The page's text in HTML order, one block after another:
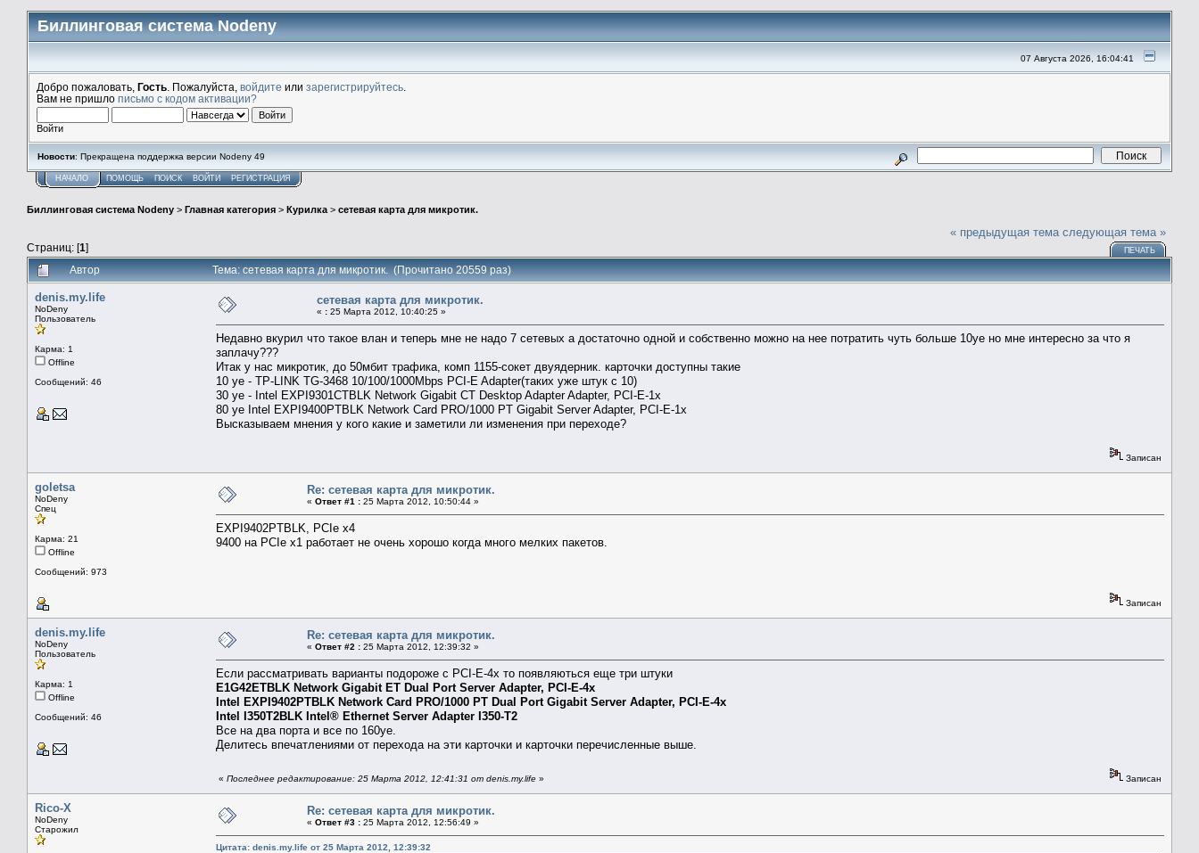
Биллинговая система Nodeny
07 Августа 2026, 16:04:41
Добро пожаловать, Гость . Пожалуйста, войдите или зарегистрируйтесь
Вам не пришло письмо с кодом активации?
Войти
Новости: Прекращена поддержка версии Nodeny 49
НАЧАЛО ПОМОЩЬ ПОИСК ВОЙТИ РЕГИСТРАЦИЯ
Биллинговая система Nodeny > Главная категория > Курилка > сетевая карта для микротик.
Страниц: [1]
« предыдущая тема следующая тема »
ПЕЧАТЬ
Автор Тема: сетевая карта для микротик. (Прочитано 20559 раз)
denis.my.life
NoDeny
Пользователь
Карма: 1
Offline
Сообщений: 46
сетевая карта для микротик.
« : 25 Марта 2012, 10:40:25 »
Недавно вкурил что такое влан и теперь мне не надо 7 сетевых а достаточно одной и собственно можно на нее потратить чуть больше 10уе но мне интересно за что я
заплачу???
Итак у нас микротик, до 50мбит трафика, комп 1155-сокет двуядерник. карточки доступны такие
10 уе - TP-LINK TG-3468 10/100/1000Mbps PCI-E Adapter(таких уже штук с 10)
30 ye - Intel EXPI9301CTBLK Network Gigabit CT Desktop Adapter Adapter, PCI-E-1x
80 ye Intel EXPI9400PTBLK Network Card PRO/1000 PT Gigabit Server Adapter, PCI-E-1x
Высказываем мнения у кого какие и заметили ли изменения при переходе?
Записан
goletsa
NoDeny
Спец
Карма: 21
Offline
Сообщений: 973
Re: сетевая карта для микротик.
« Ответ #1 : 25 Марта 2012, 10:50:44 »
EXPI9402PTBLK, PCIe x4
9400 на PCIe x1 работает не очень хорошо когда много мелких пакетов.
Записан
denis.my.life
NoDeny
Пользователь
Карма: 1
Offline
Сообщений: 46
Re: сетевая карта для микротик.
« Ответ #2 : 25 Марта 2012, 12:39:32 »
Если рассматривать варианты подороже с PCI-E-4x то появляються еще три штуки
E1G42ETBLK Network Gigabit ET Dual Port Server Adapter, PCI-E-4x
Intel EXPI9402PTBLK Network Card PRO/1000 PT Dual Port Gigabit Server Adapter, PCI-E-4x
Intel I350T2BLK Intel® Ethernet Server Adapter I350-T2
Все на два порта и все по 160уе.
Делитесь впечатлениями от перехода на эти карточки и карточки перечисленные выше.
« Последнее редактирование: 25 Марта 2012, 12:41:31 от denis.my.life » Записан
Rico-X
NoDeny
Старожил
Re: сетевая карта для микротик.
« Ответ #3 : 25 Марта 2012, 12:56:49 »
Цитата: denis.my.life от 25 Марта 2012, 12:39:32